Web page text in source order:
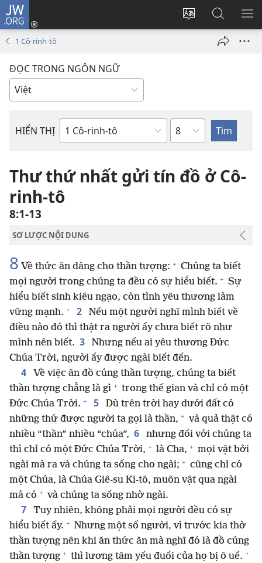
JW.ORG
Thay
Đăng
nhập
Tìm
kiếm
JW.ORG
1 Cô-rinh-tô
ĐỌC TRONG NGÔN NGỮ
HIỂN THỊ
Sách
Kinh
Thánh
Chương
Thư thứ nhất gửi tín đồ ở Cô-
rinh-tô
8:1-13
SƠ LƯỢC NỘI DUNG
8 Về thức ăn dâng cho thần tượng: + Chúng ta biết
mọi người trong chúng ta đều có sự hiểu biết. + Sự
hiểu biết sinh kiêu ngạo, còn tình yêu thương làm
vững mạnh. + 2
Nếu một người nghĩ mình biết về
điều nào đó thì thật ra người ấy chưa biết rõ như
mình nên biết. 3
Nhưng nếu ai yêu thương Đức
Chúa Trời, người ấy được ngài biết đến.
4
Về việc ăn đồ cúng thần tượng, chúng ta biết
thần tượng chẳng là gì + trong thế gian và chỉ có một
Đức Chúa Trời. + 5
Dù trên trời hay dưới đất có
những thứ được người ta gọi là thần, + và quả thật có
nhiều “thần” nhiều “chúa”, 6
nhưng đối với chúng ta
thì chỉ có một Đức Chúa Trời, + là Cha, + mọi vật bởi
ngài mà ra và chúng ta sống cho ngài; + cũng chỉ có
một Chúa, là Chúa Giê-su Ki-tô, muôn vật qua ngài
mà có + và chúng ta sống nhờ ngài.
7
Tuy nhiên, không phải mọi người đều có sự
hiểu biết ấy. + Nhưng một số người, vì trước kia thờ
thần tượng nên khi ăn thức ăn mà nghĩ đó là đồ cúng
thần tượng + thì lương tâm yếu đuối của họ bị ô uế. +